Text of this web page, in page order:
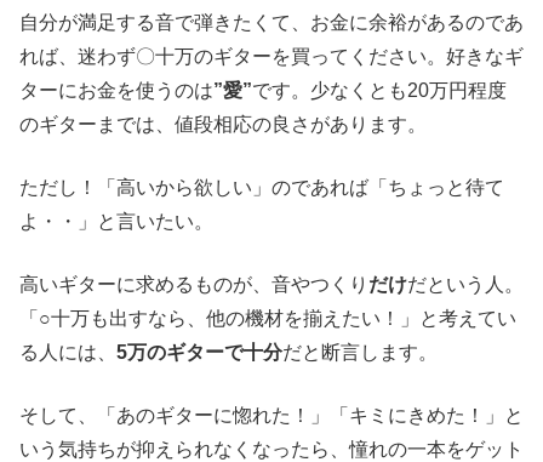
自分が満足する音で弾きたくて、お金に余裕があるのであ
れば、迷わず〇十万のギターを買ってください。好きなギ
ターにお金を使うのは”愛”です。少なくとも20万円程度
のギターまでは、値段相応の良さがあります。
ただし！「高いから欲しい」のであれば「ちょっと待て
よ・・」と言いたい。
高いギターに求めるものが、音やつくり だけだという人。
「○十万も出すなら、他の機材を揃えたい！」と考えてい
る人には、 5万のギターで十分だと断言します。
そして、「あのギターに惚れた！」「キミにきめた！」と
いう気持ちが抑えられなくなったら、憧れの一本をゲット